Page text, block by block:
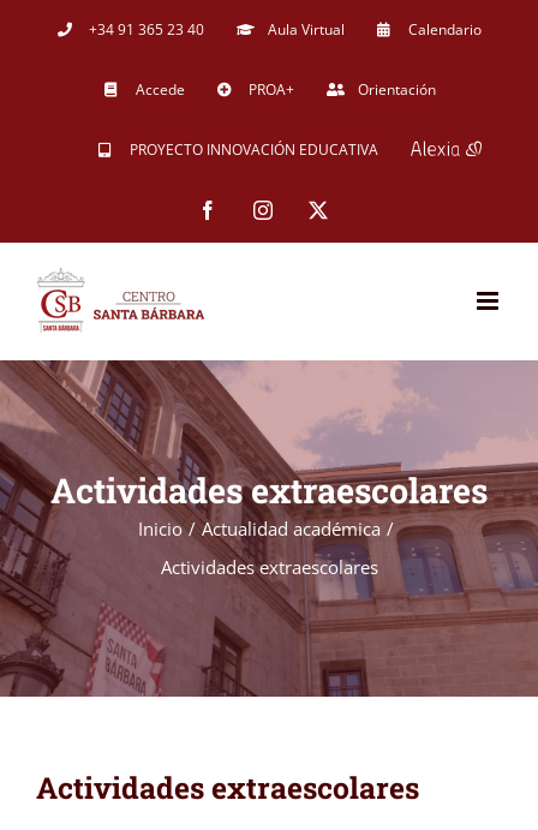
+34 91 365 23 40 Aula Virtual Calendario
Accede PROA+ Orientación
PROYECTO INNOVACIÓN EDUCATIVA
FacebookInstagram
Actividades extraescolares
Inicio
Actualidad académica
Actividades extraescolares
Actividades extraescolares